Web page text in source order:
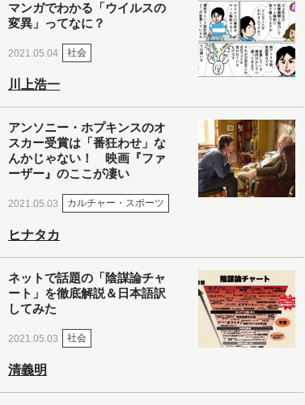
マンガでわかる「ウイルスの
変異」ってなに？
2021.05.04 社会
川上浩一
アンソニー・ホプキンスのオ
スカー受賞は「番狂わせ」な
んかじゃない！ 映画『ファ
ーザー』のここが凄い
2021.05.03 カルチャー・スポーツ
ヒナタカ
ネットで話題の「陰謀論チャ
ート」を徹底解説＆日本語訳
してみた
2021.05.03 社会
清義明